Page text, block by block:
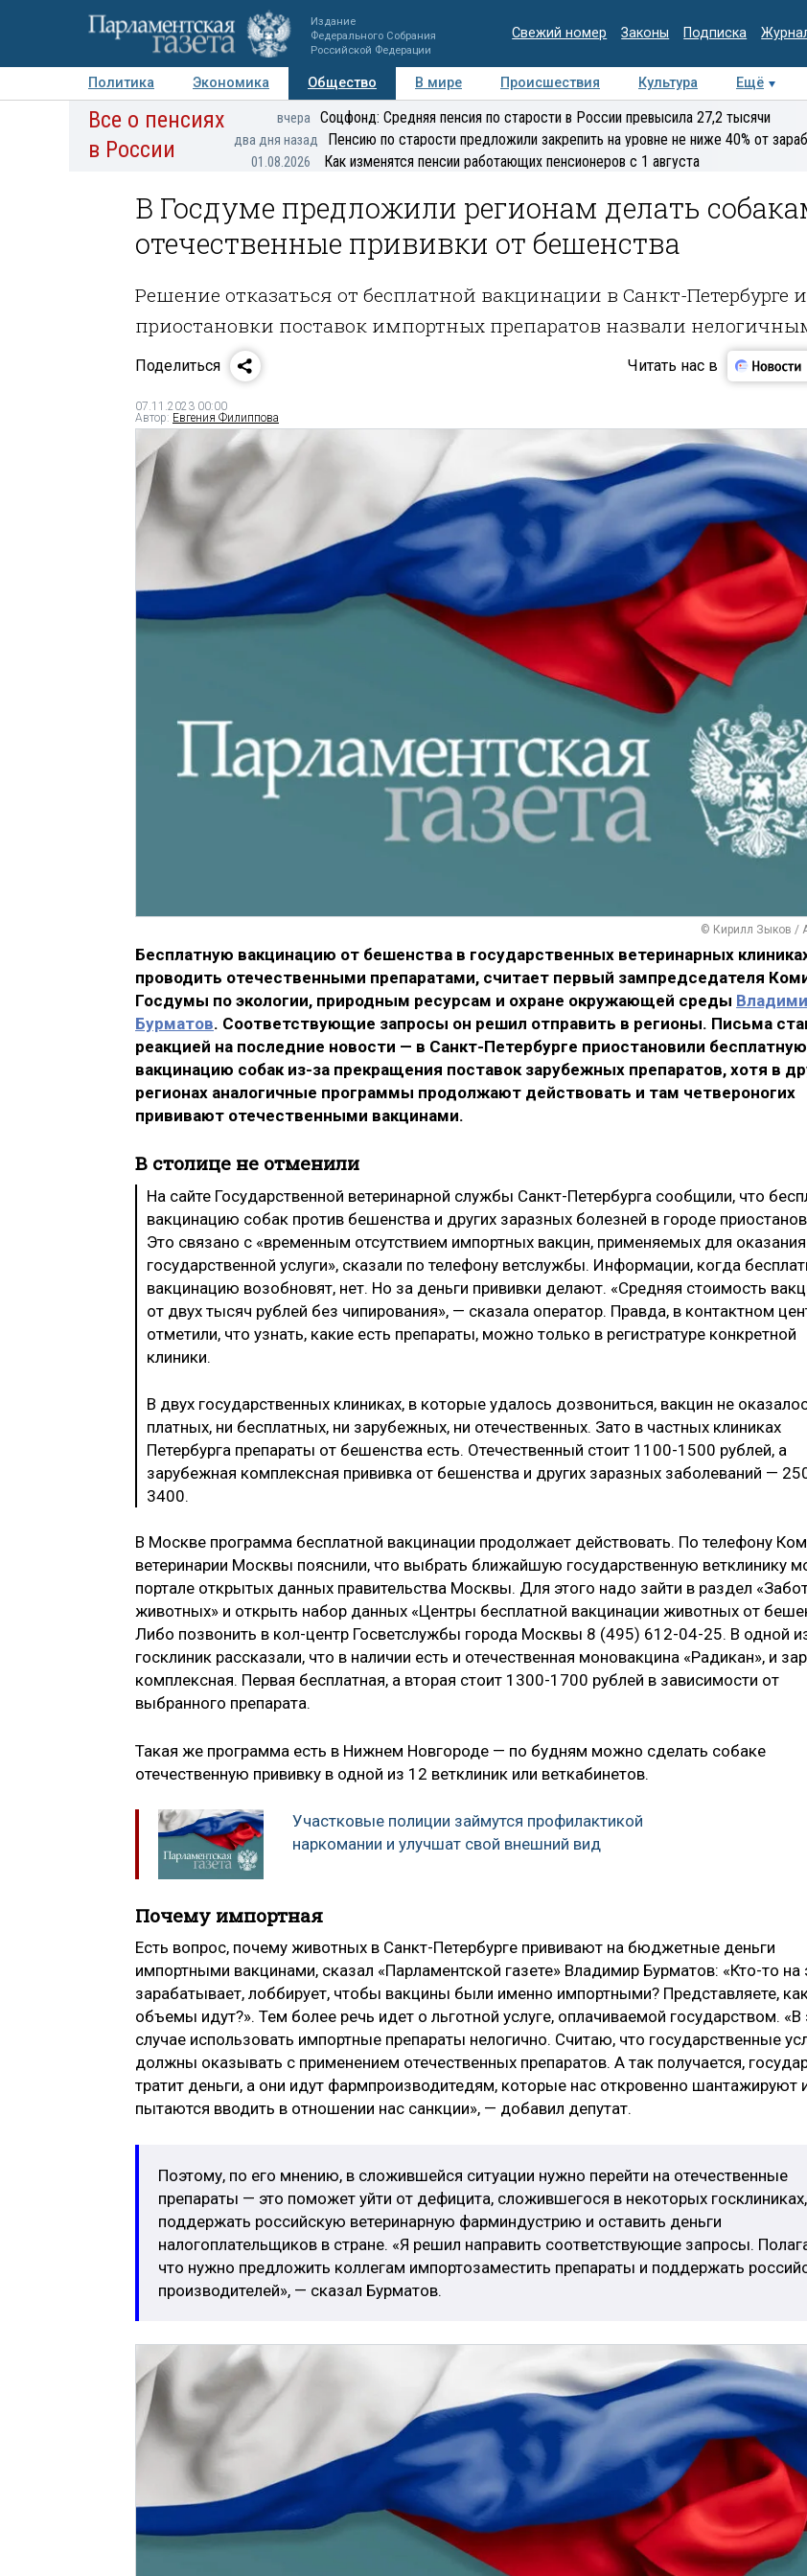
Издание
Федерального Собрания
Российской Федерации
Свежий номер Законы Подписка
Политика Экономика Общество В мире Происшествия Культура Ещё
Авторы Персоны Мнения Регионы Медиацентр Интервью Колумнисты
Все о пенсиях
в России
вчера Соцфонд: Средняя пенсия по старости в России превысила 27,2 тысячи
два дня назад Пенсию по старости предложили закрепить на уровне не ниже 40% от
01.08.2026 Как изменятся пенсии работающих пенсионеров с 1 августа
В Госдуме предложили регионам делать
отечественные прививки от бешенства
Решение отказаться от бесплатной вакцинации в Санкт-Петербурге
приостановки поставок импортных препаратов назвали
Поделиться Читать нас в
07.11.2023 00:00
Автор: Евгения Филиппова
© Кирилл Зыков /
Бесплатную вакцинацию от бешенства в государственных ветеринарных
проводить отечественными препаратами, считает первый зампредседателя
Госдумы по экологии, природным ресурсам и охране окружающей среды
Бурматов. Соответствующие запросы он решил отправить в регионы. Письма
реакцией на последние новости — в Санкт-Петербурге приостановили бесплатную
вакцинацию собак из-за прекращения поставок зарубежных препаратов, хотя в
регионах аналогичные программы продолжают действовать и там четвероногих
прививают отечественными вакцинами.
В столице не отменили
На сайте Государственной ветеринарной службы Санкт-Петербурга сообщили, что
вакцинацию собак против бешенства и других заразных болезней в городе
Это связано с «временным отсутствием импортных вакцин, применяемых для оказания
государственной услуги», сказали по телефону ветслужбы. Информации, когда
вакцинацию возобновят, нет. Но за деньги прививки делают. «Средняя стоимость
от двух тысяч рублей без чипирования», — сказала оператор. Правда, в контактном
отметили, что узнать, какие есть препараты, можно только в регистратуре конкретной
клиники.
В двух государственных клиниках, в которые удалось дозвониться, вакцин не
платных, ни бесплатных, ни зарубежных, ни отечественных. Зато в частных клиниках
Петербурга препараты от бешенства есть. Отечественный стоит 1100-1500 рублей, а
зарубежная комплексная прививка от бешенства и других заразных заболеваний —
3400.
В Москве программа бесплатной вакцинации продолжает действовать. По телефону
ветеринарии Москвы пояснили, что выбрать ближайшую государственную ветклинику
портале открытых данных правительства Москвы. Для этого надо зайти в раздел
животных» и открыть набор данных «Центры бесплатной вакцинации животных от
Либо позвонить в кол-центр Госветслужбы города Москвы 8 (495) 612-04-25. В одной
госклиник рассказали, что в наличии есть и отечественная моновакцина «Радикан», и
комплексная. Первая бесплатная, а вторая стоит 1300-1700 рублей в зависимости от
выбранного препарата.
Такая же программа есть в Нижнем Новгороде — по будням можно сделать собаке
отечественную прививку в одной из 12 ветклиник или веткабинетов.
Участковые полиции займутся профилактикой
наркомании и улучшат свой внешний вид
Почему импортная
Есть вопрос, почему животных в Санкт-Петербурге прививают на бюджетные деньги
импортными вакцинами, сказал «Парламентской газете» Владимир Бурматов: «Кто-то на
зарабатывает, лоббирует, чтобы вакцины были именно импортными? Представляете,
объемы идут?». Тем более речь идет о льготной услуге, оплачиваемой государством. «В
случае использовать импортные препараты нелогично. Считаю, что государственные
должны оказывать с применением отечественных препаратов. А так получается,
тратит деньги, а они идут фармпроизводитедям, которые нас откровенно шантажируют
пытаются вводить в отношении нас санкции», — добавил депутат.
Поэтому, по его мнению, в сложившейся ситуации нужно перейти на отечественные
препараты — это поможет уйти от дефицита, сложившегося в некоторых госклиниках,
поддержать российскую ветеринарную фарминдустрию и оставить деньги
налогоплательщиков в стране. «Я решил направить соответствующие запросы.
что нужно предложить коллегам импортозаместить препараты и поддержать
производителей», — сказал Бурматов.